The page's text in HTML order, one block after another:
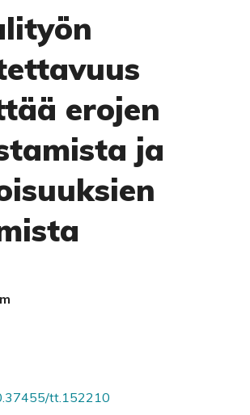
erojen
ja
tt.152210